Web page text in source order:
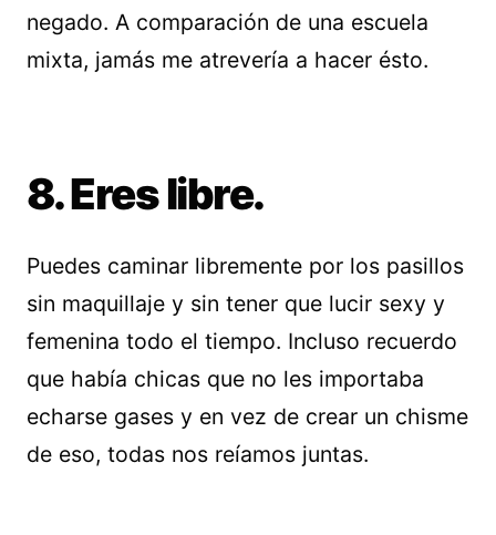
negado. A comparación de una escuela
mixta, jamás me atrevería a hacer ésto.
8. Eres libre.
Puedes caminar libremente por los pasillos
sin maquillaje y sin tener que lucir sexy y
femenina todo el tiempo. Incluso recuerdo
que había chicas que no les importaba
echarse gases y en vez de crear un chisme
de eso, todas nos reíamos juntas.